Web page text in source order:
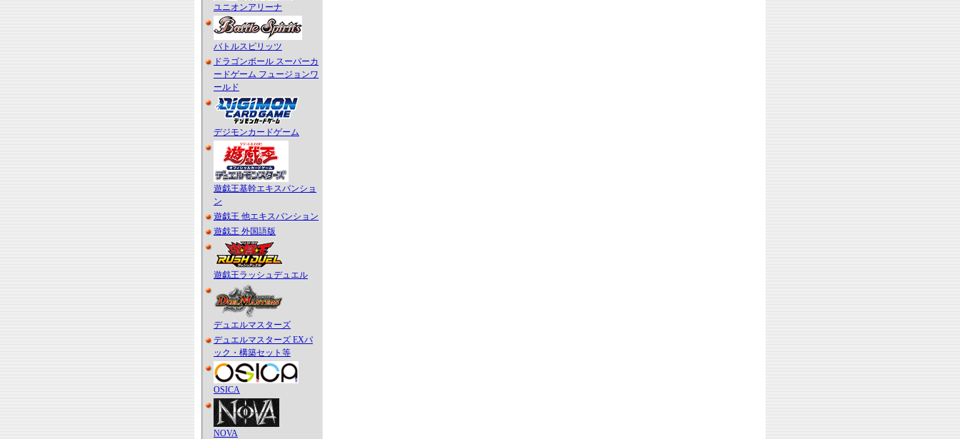
ユニオンアリーナ
バトルスピリッツ
ドラゴンボール スーパーカ
ードゲーム フュージョンワ
ールド
デジモンカードゲーム
遊戯王基幹エキスパンショ
ン
遊戯王 他エキスパンション
遊戯王 外国語版
遊戯王ラッシュデュエル
デュエルマスターズ
デュエルマスターズ EXパ
ック・構築セット等
OSICA
NOVA